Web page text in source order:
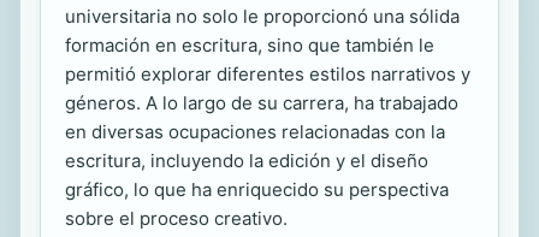
universitaria no solo le proporcionó una sólida
formación en escritura, sino que también le
permitió explorar diferentes estilos narrativos y
géneros. A lo largo de su carrera, ha trabajado
en diversas ocupaciones relacionadas con la
escritura, incluyendo la edición y el diseño
gráfico, lo que ha enriquecido su perspectiva
sobre el proceso creativo.